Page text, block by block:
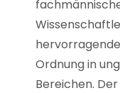
Ordnung in
Bereichen.